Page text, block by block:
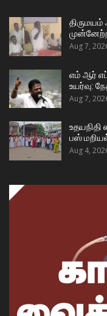
Aug 7,
எம் ஆர்
உயர்வு:
Aug 7,
பஸ்
Aug 4,